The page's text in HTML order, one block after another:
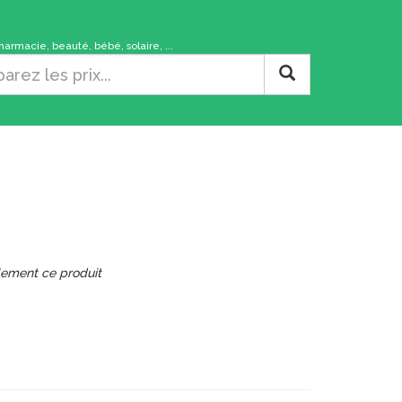
beauté, bébé, solaire, ...
ce produit